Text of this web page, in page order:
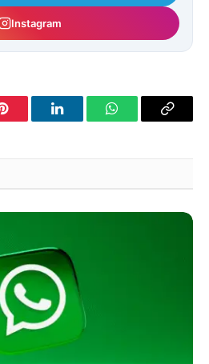
Instagram
Pinterest LinkedInWhatsAppCopy